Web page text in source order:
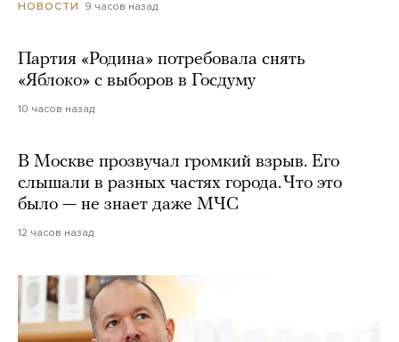
НОВОСТИ 9 часов назад
Партия «Родина» потребовала снять
«Яблоко» с выборов в Госдуму
10 часов назад
В Москве прозвучал громкий взрыв. Его
слышали в разных частях города. Что это
было — не знает даже МЧС
12 часов назад